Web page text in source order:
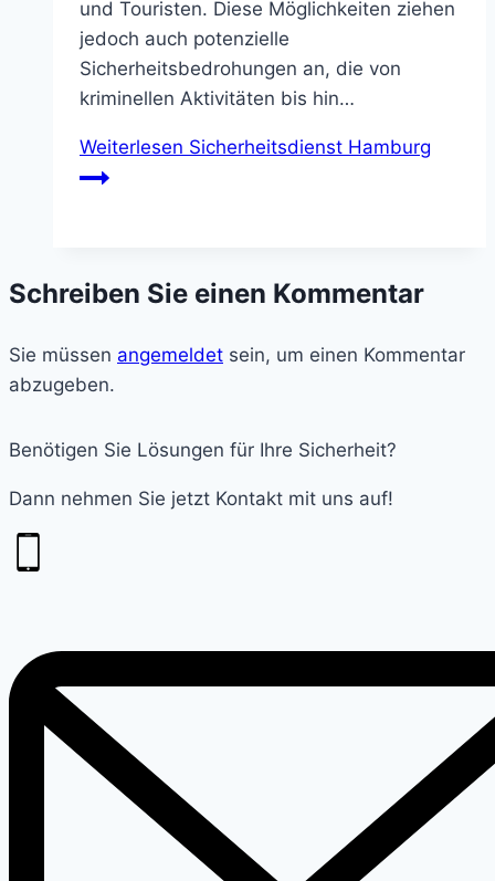
und Touristen. Diese Möglichkeiten ziehen
jedoch auch potenzielle
Sicherheitsbedrohungen an, die von
kriminellen Aktivitäten bis hin…
Weiterlesen Sicherheitsdienst Hamburg
Schreiben Sie einen Kommentar
Sie müssen angemeldet sein, um einen Kommentar
abzugeben.
Benötigen Sie Lösungen für Ihre Sicherheit?
Dann nehmen Sie jetzt Kontakt mit uns auf!